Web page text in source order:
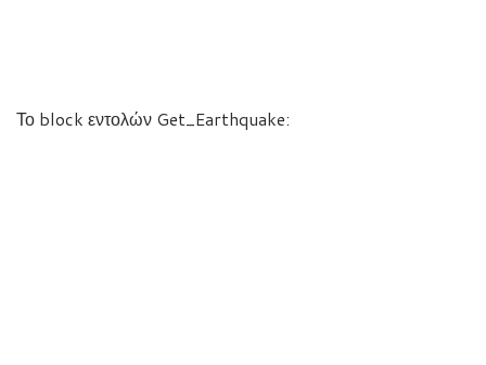
Το block εντολών Get_Earthquake: